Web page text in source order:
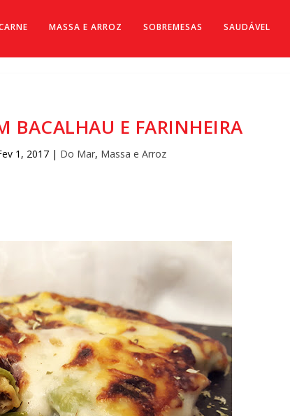
MASSA E ARROZ SOBREMESAS SAUDÁVEL
BACALHAU E FARINHEIRA
1, 2017 | Do Mar, Massa e Arroz